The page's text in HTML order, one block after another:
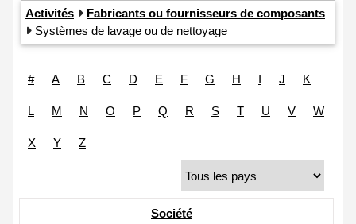
Activités
Fabricants ou fournisseurs de composants
Systèmes de lavage ou de nettoyage
# A B C D E F G H I J K
L M N O P Q R S T U V W
X Y Z
Société